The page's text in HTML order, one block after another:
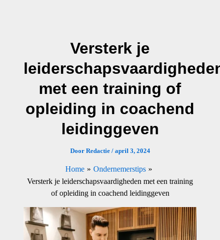
Versterk je
met een training of
opleiding in coachend
leidinggeven
Door Redactie / april 3, 2024
Home
Ondernemerstips
Versterk je leiderschapsvaardigheden met een training
of opleiding in coachend leidinggeven